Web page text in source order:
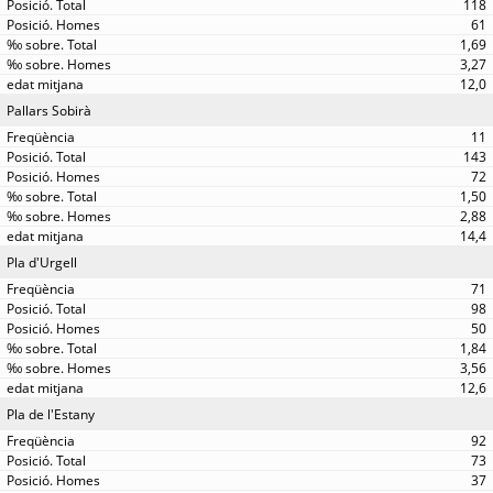
118
61
1,69
3,27
12,0
Pallars Sobirà
11
143
72
1,50
2,88
14,4
Pla d'Urgell
71
98
50
1,84
3,56
12,6
Pla de l'Estany
92
73
37